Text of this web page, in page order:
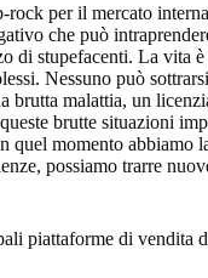
per il mercato
che può
di stupefacenti. La vita
Nessuno può
brutta malattia, un
brutte situazioni
quel momento abbiamo
possiamo trarre
piattaforme di vendita